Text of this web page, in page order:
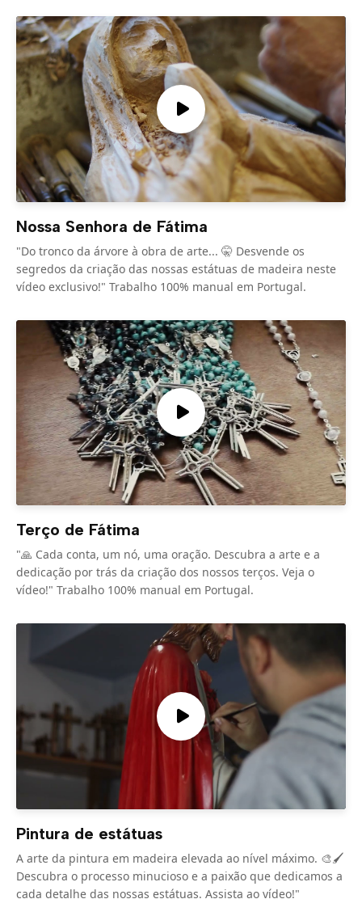
Nossa Senhora de Fátima
"Do tronco da árvore à obra de arte... 🤫 Desvende os
segredos da criação das nossas estátuas de madeira neste
vídeo exclusivo!" Trabalho 100% manual em Portugal.
Terço de Fátima
"🙏 Cada conta, um nó, uma oração. Descubra a arte e a
dedicação por trás da criação dos nossos terços. Veja o
vídeo!" Trabalho 100% manual em Portugal.
Pintura de estátuas
A arte da pintura em madeira elevada ao nível máximo. 🎨🖌️
Descubra o processo minucioso e a paixão que dedicamos a
cada detalhe das nossas estátuas. Assista ao vídeo!"